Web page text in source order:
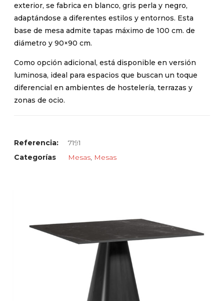
exterior, se fabrica en blanco, gris perla y negro,
adaptándose a diferentes estilos y entornos. Esta
base de mesa admite tapas máximo de 100 cm. de
diámetro y 90×90 cm.
Como opción adicional, está disponible en versión
luminosa, ideal para espacios que buscan un toque
diferencial en ambientes de hostelería, terrazas y
zonas de ocio.
Referencia:
7191
Categorías
Mesas, Mesas